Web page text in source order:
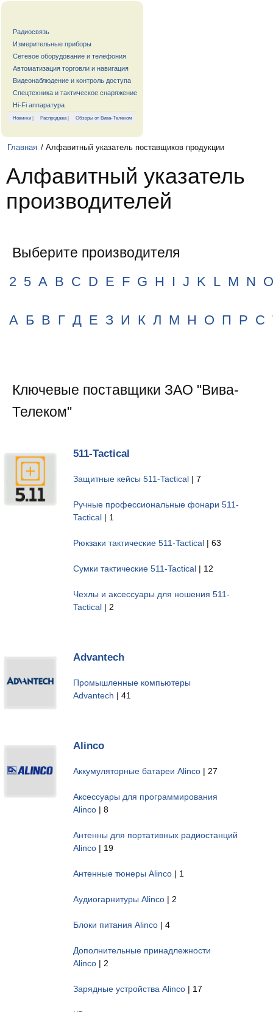
Радиосвязь
Измерительные приборы
Сетевое оборудование и телефония
Автоматизация торговли и навигация
Видеонаблюдение и контроль доступа
Спецтехника и тактическое снаряжение
Hi-Fi аппаратура
Новинки | Распродажа| Обзоры от Вива-Телеком
Главная / Алфавитный указатель поставщиков продукции
Алфавитный указатель
производителей
Выберите производителя
2 5 A B C D E F G H I J K L M N O
А Б В Г Д Е З И К Л М Н О П Р С
Ключевые поставщики ЗАО "Вива-
Телеком"
511-Tactical
Защитные кейсы 511-Tactical | 7
Ручные профессиональные фонари 511-
Tactical | 1
Рюкзаки тактические 511-Tactical | 63
Сумки тактические 511-Tactical | 12
Чехлы и аксессуары для ношения 511-
Tactical | 2
Advantech
Промышленные компьютеры
Advantech | 41
Alinco
Аккумуляторные батареи Alinco | 27
Аксессуары для программирования
Alinco | 8
Антенны для портативных радиостанций
Alinco | 19
Антенные тюнеры Alinco | 1
Аудиогарнитуры Alinco | 2
Блоки питания Alinco | 4
Дополнительные принадлежности
Alinco | 2
Зарядные устройства Alinco | 17